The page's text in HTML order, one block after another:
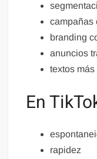
campañas
branding
anuncios
textos
En
rapidez